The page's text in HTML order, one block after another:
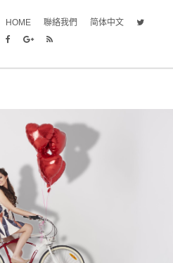
HOME 聯絡我們 简体中文